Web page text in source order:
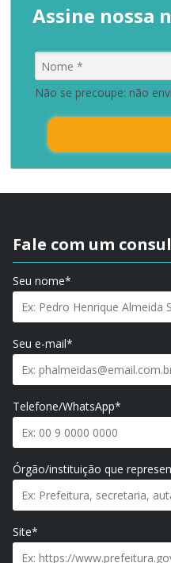
Assine nossa
Não se precoupe: não
Fale com um
Seu nome*
Seu e-mail*
Telefone/WhatsApp*
Órgão/instituição que
Site*